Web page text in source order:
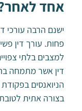
אחד
ישנם הרבה עורכי
פחות. עורך דין
למצבים בלתי
דין אשר מתמחה
הניואנסים
בצורה אתית